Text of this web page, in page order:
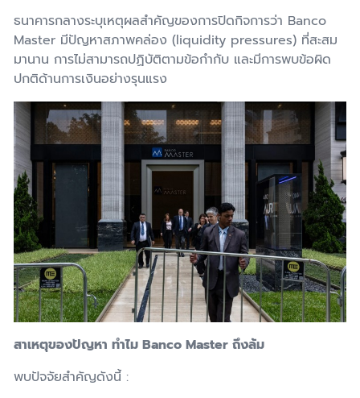
ธนาคารกลางระบุเหตุผลสำคัญของการปิดกิจการว่า Banco
Master มีปัญหาสภาพคล่อง (liquidity pressures) ที่สะสม
มานาน การไม่สามารถปฏิบัติตามข้อกํากับ และมีการพบข้อผิด
ปกติด้านการเงินอย่างรุนแรง
สาเหตุของปัญหา ทำไม Banco Master ถึงล้ม
พบปัจจัยสำคัญดังนี้ :